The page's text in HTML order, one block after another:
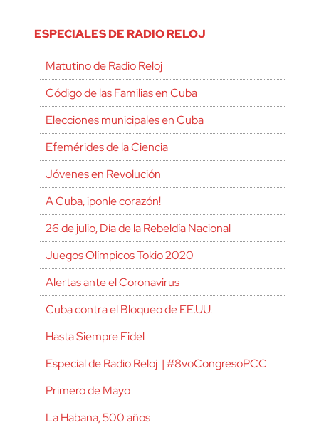
ESPECIALES DE RADIO RELOJ
Matutino de Radio Reloj
Código de las Familias en Cuba
Elecciones municipales en Cuba
Efemérides de la Ciencia
Jóvenes en Revolución
A Cuba, ¡ponle corazón!
26 de julio, Día de la Rebeldía Nacional
Juegos Olímpicos Tokio 2020
Alertas ante el Coronavirus
Cuba contra el Bloqueo de EE.UU.
Hasta Siempre Fidel
Especial de Radio Reloj | #8voCongresoPCC
Primero de Mayo
La Habana, 500 años